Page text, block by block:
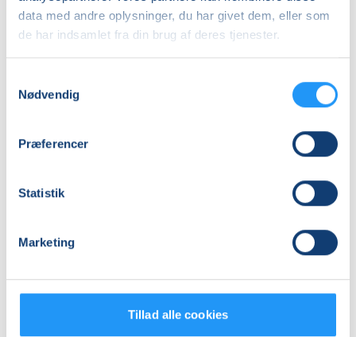
data med andre oplysninger, du har givet dem, eller som
de har indsamlet fra din brug af deres tjenester.
Nødvendig
Præferencer
Statistik
Marketing
Tillad alle cookies
Adresse
Slagelse Hallen, Parkvej 33, 4200, Slagelse(Store
sidelokale/Gymnastiksal)
Relaterede hold